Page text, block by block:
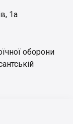
1а
оборони